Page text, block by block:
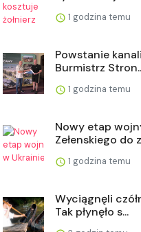
1 godzina temu
Powstanie
Burmistrz
1 godzina temu
Nowy etap
Zełenskiego do
1 godzina temu
Wyciągnęli
Tak płynęło s...